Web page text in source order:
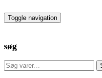
to
the
Toggle navigation
søg
Søg
efter: